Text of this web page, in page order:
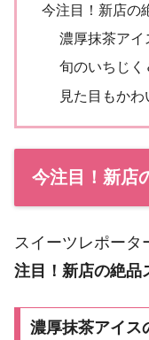
今注目！新店の
濃厚抹茶アイ
旬のいちじく
見た目もか
今注目！新店
スイーツレポータ
注目！新店の絶品
濃厚抹茶アイス